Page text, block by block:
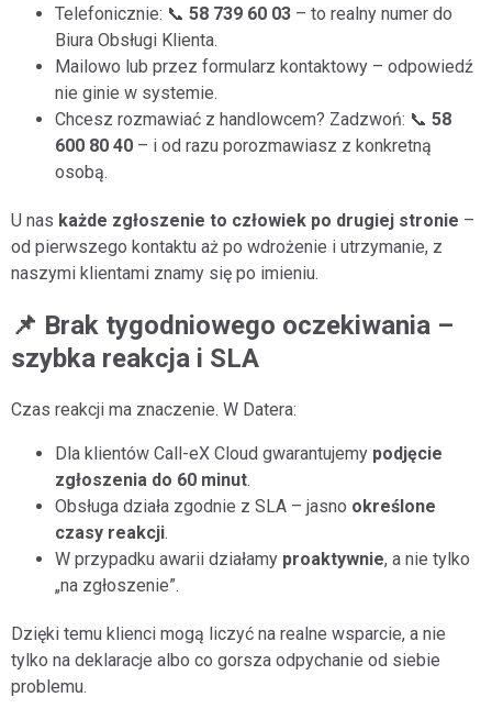
Telefonicznie: 📞 58 739 60 03 – to realny numer do
Biura Obsługi Klienta.
Mailowo lub przez formularz kontaktowy – odpowiedź
nie ginie w systemie.
Chcesz rozmawiać z handlowcem? Zadzwoń: 📞 58
600 80 40 – i od razu porozmawiasz z konkretną
osobą.
U nas każde zgłoszenie to człowiek po drugiej stronie –
od pierwszego kontaktu aż po wdrożenie i utrzymanie, z
naszymi klientami znamy się po imieniu.
📌 Brak tygodniowego oczekiwania –
szybka reakcja i SLA
Czas reakcji ma znaczenie. W Datera:
Dla klientów Call-eX Cloud gwarantujemy podjęcie
zgłoszenia do 60 minut.
Obsługa działa zgodnie z SLA – jasno określone
czasy reakcji.
W przypadku awarii działamy proaktywnie, a nie tylko
„na zgłoszenie”.
Dzięki temu klienci mogą liczyć na realne wsparcie, a nie
tylko na deklaracje albo co gorsza odpychanie od siebie
problemu.